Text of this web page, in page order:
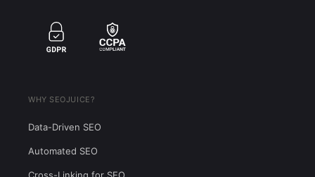
WHY SEOJUICE?
Data-Driven SEO
Automated SEO